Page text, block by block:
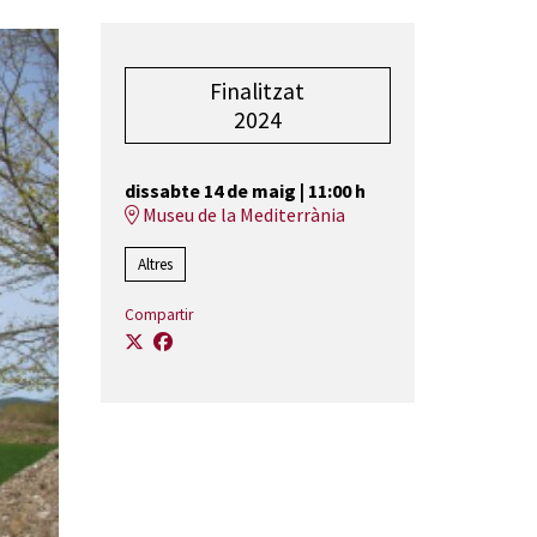
Finalitzat
2024
dissabte 14 de maig | 11:00 h
Museu de la Mediterrània
Altres
Compartir